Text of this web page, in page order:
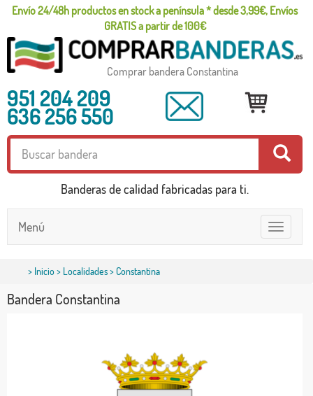
Envío 24/48h productos en stock a península * desde 3,99€, Envíos
GRATIS a partir de 100€
Comprar bandera Constantina
951 204 209
636 256 550
Banderas de calidad fabricadas para ti.
Toggle
navigation
Menú
> Inicio> Localidades> Constantina
Bandera Constantina